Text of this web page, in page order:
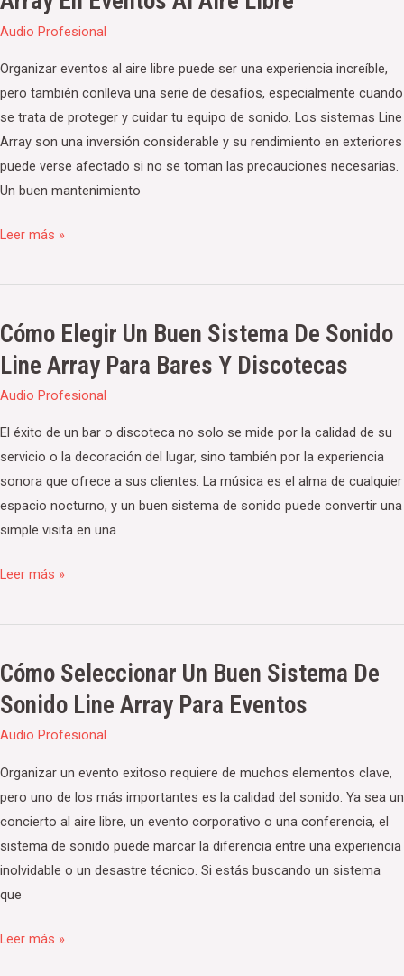
Audio Profesional
Organizar eventos al aire libre puede ser una experiencia increíble,
pero también conlleva una serie de desafíos, especialmente cuando
se trata de proteger y cuidar tu equipo de sonido. Los sistemas Line
Array son una inversión considerable y su rendimiento en exteriores
puede verse afectado si no se toman las precauciones necesarias.
Un buen mantenimiento
un
sistema
de
sonido
Line
Array
en
eventos
aire
Leer más »
Cómo Elegir Un Buen Sistema De Sonido
Line Array Para Bares Y Discotecas
Audio Profesional
El éxito de un bar o discoteca no solo se mide por la calidad de su
servicio o la decoración del lugar, sino también por la experiencia
sonora que ofrece a sus clientes. La música es el alma de cualquier
espacio nocturno, y un buen sistema de sonido puede convertir una
simple visita en una
Cómo
elegir
un
buen
sistema
de
sonido
Line
Array
bares
discotecas
Leer más »
Cómo Seleccionar Un Buen Sistema De
Sonido Line Array Para Eventos
Audio Profesional
Organizar un evento exitoso requiere de muchos elementos clave,
pero uno de los más importantes es la calidad del sonido. Ya sea un
concierto al aire libre, un evento corporativo o una conferencia, el
sistema de sonido puede marcar la diferencia entre una experiencia
inolvidable o un desastre técnico. Si estás buscando un sistema
que
Cómo
seleccionar
un
buen
sistema
de
sonido
Line
Array
para
Leer más »